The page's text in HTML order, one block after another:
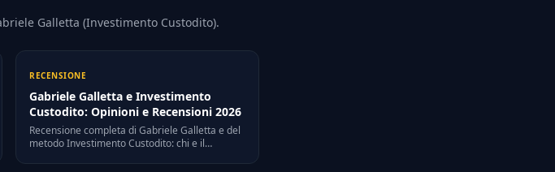
Galletta (Investimento Custodito).
RECENSIONE
Gabriele Galletta e Investimento
Custodito: Opinioni e Recensioni 2026
Recensione completa di Gabriele Galletta e del
metodo Investimento Custodito: chi e il